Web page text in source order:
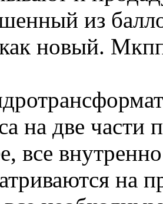
из
новый.
на две части
все
на